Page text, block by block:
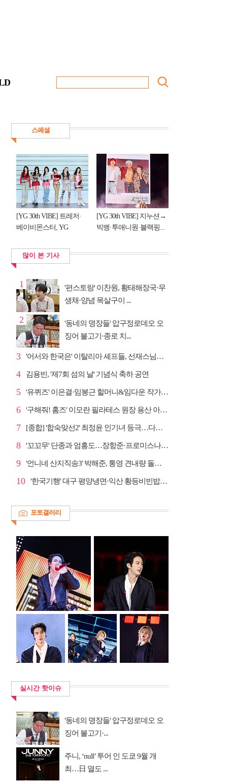
스페셜
[YG 30th VIBE] 트레저·
베이비몬스터, YG
[YG 30th VIBE] 지누션→
빅뱅·투애니원·블랙핑...
많이 본 기사
1
'편스토랑' 이찬원, 황태해장국·무
생채·양념 목살구이 ...
2
'동네의 명장들' 압구정로데오 오
징어 불고기·종로 치...
3 '어서와 한국은' 이탈리아 셰프들, 선재스님→라연 차도...
4 김용빈, '제7회 섬의 날' 기념식 축하 공연
5 '유퀴즈' 이은결·임봉근 할머니&임다운 작가·이승철, '...
6 '구해줘! 홈즈' 이모란 필라테스 원장 용산 아파트 방...
7 [종합] '합숙맞선2' 최정윤 인기녀 등극…다음주 마지막...
8 '꼬꼬무' 단종과 엄흥도…장항준·프로미스나인 이채영·...
9 '언니네 산지직송3' 박해준, 통영 견내량 돌미역 조업 ...
10 '한국기행' 대구 평양냉면·익산 황등비빈밥, 백년 식당...
포토갤러리
실시간 핫이슈
'동네의 명장들' 압구정로데오 오
징어 불고기·...
주니, ‘null’ 투어 인 도쿄 9월 개
최…日 열도 ...